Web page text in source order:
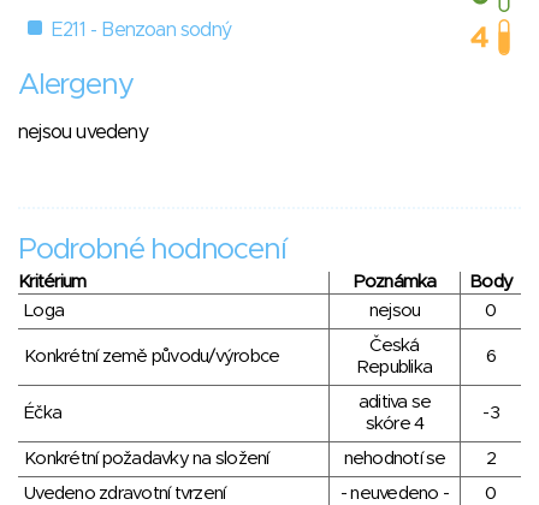
E211 - Benzoan sodný
Alergeny
nejsou uvedeny
Podrobné hodnocení
Kritérium Poznámka
Body
Loga
nejsou 0
Konkrétní země původu/výrobce
Česká
Republika
6
Éčka
aditiva se
skóre 4
-3
Konkrétní požadavky na složení nehodnotí se
2
Uvedeno zdravotní tvrzení
- neuvedeno -
0